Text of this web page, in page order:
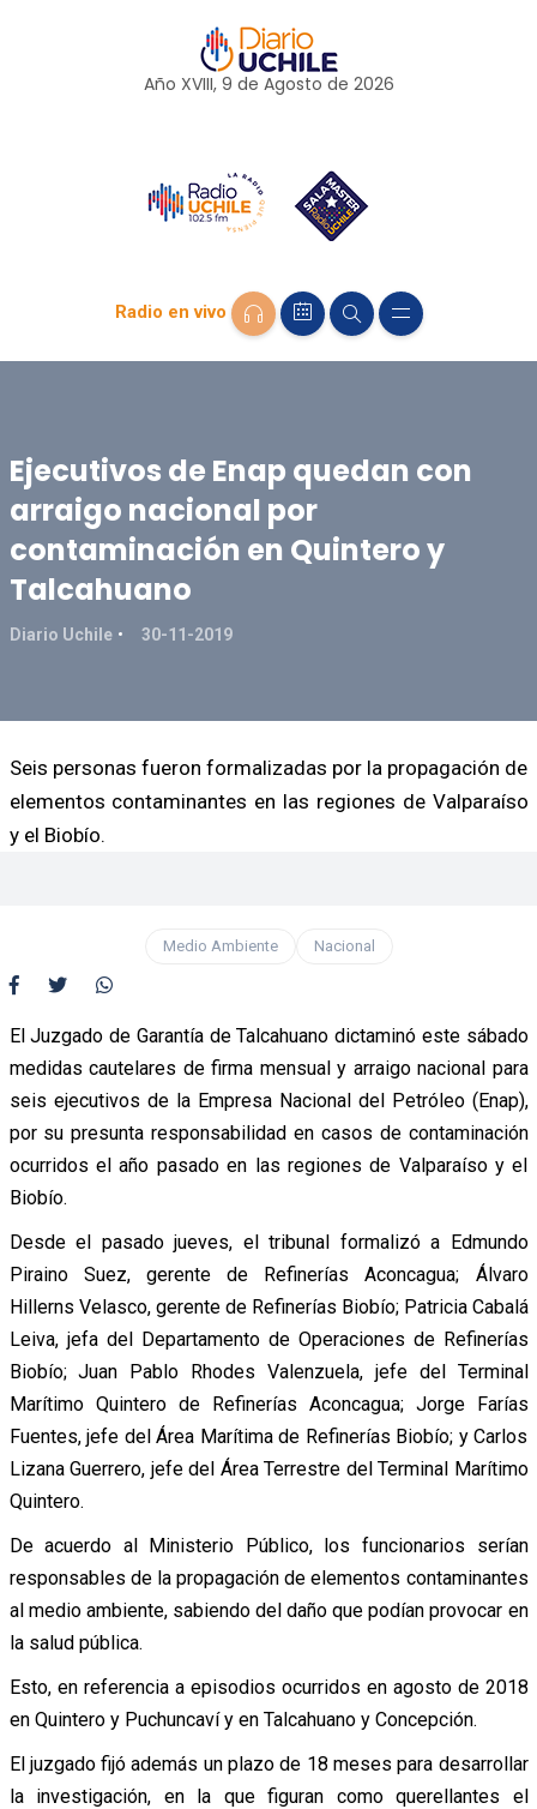
Año XVIII, 9 de Agosto de 2026
Radio en vivo
Ejecutivos de Enap quedan con
arraigo nacional por
contaminación en Quintero y
Talcahuano
Diario Uchile 30-11-2019
Seis personas fueron formalizadas por la propagación de
elementos contaminantes en las regiones de Valparaíso
y el Biobío.
Medio Ambiente Nacional
El Juzgado de Garantía de Talcahuano dictaminó este sábado
medidas cautelares de firma mensual y arraigo nacional para
seis ejecutivos de la Empresa Nacional del Petróleo (Enap),
por su presunta responsabilidad en casos de contaminación
ocurridos el año pasado en las regiones de Valparaíso y el
Biobío.
Desde el pasado jueves, el tribunal formalizó a Edmundo
Piraino Suez, gerente de Refinerías Aconcagua; Álvaro
Hillerns Velasco, gerente de Refinerías Biobío; Patricia Cabalá
Leiva, jefa del Departamento de Operaciones de Refinerías
Biobío; Juan Pablo Rhodes Valenzuela, jefe del Terminal
Marítimo Quintero de Refinerías Aconcagua; Jorge Farías
Fuentes, jefe del Área Marítima de Refinerías Biobío; y Carlos
Lizana Guerrero, jefe del Área Terrestre del Terminal Marítimo
Quintero.
De acuerdo al Ministerio Público, los funcionarios serían
responsables de la propagación de elementos contaminantes
al medio ambiente, sabiendo del daño que podían provocar en
la salud pública.
Esto, en referencia a episodios ocurridos en agosto de 2018
en Quintero y Puchuncaví y en Talcahuano y Concepción.
El juzgado fijó además un plazo de 18 meses para desarrollar
la investigación, en la que figuran como querellantes el